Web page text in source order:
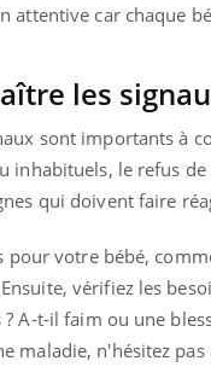
attentive car chaque
les
sont importants à
inhabituels, le refus
qui doivent faire
pour votre bébé,
vérifiez les
A-t-il faim ou une
maladie, n'hésitez
mental ou
En